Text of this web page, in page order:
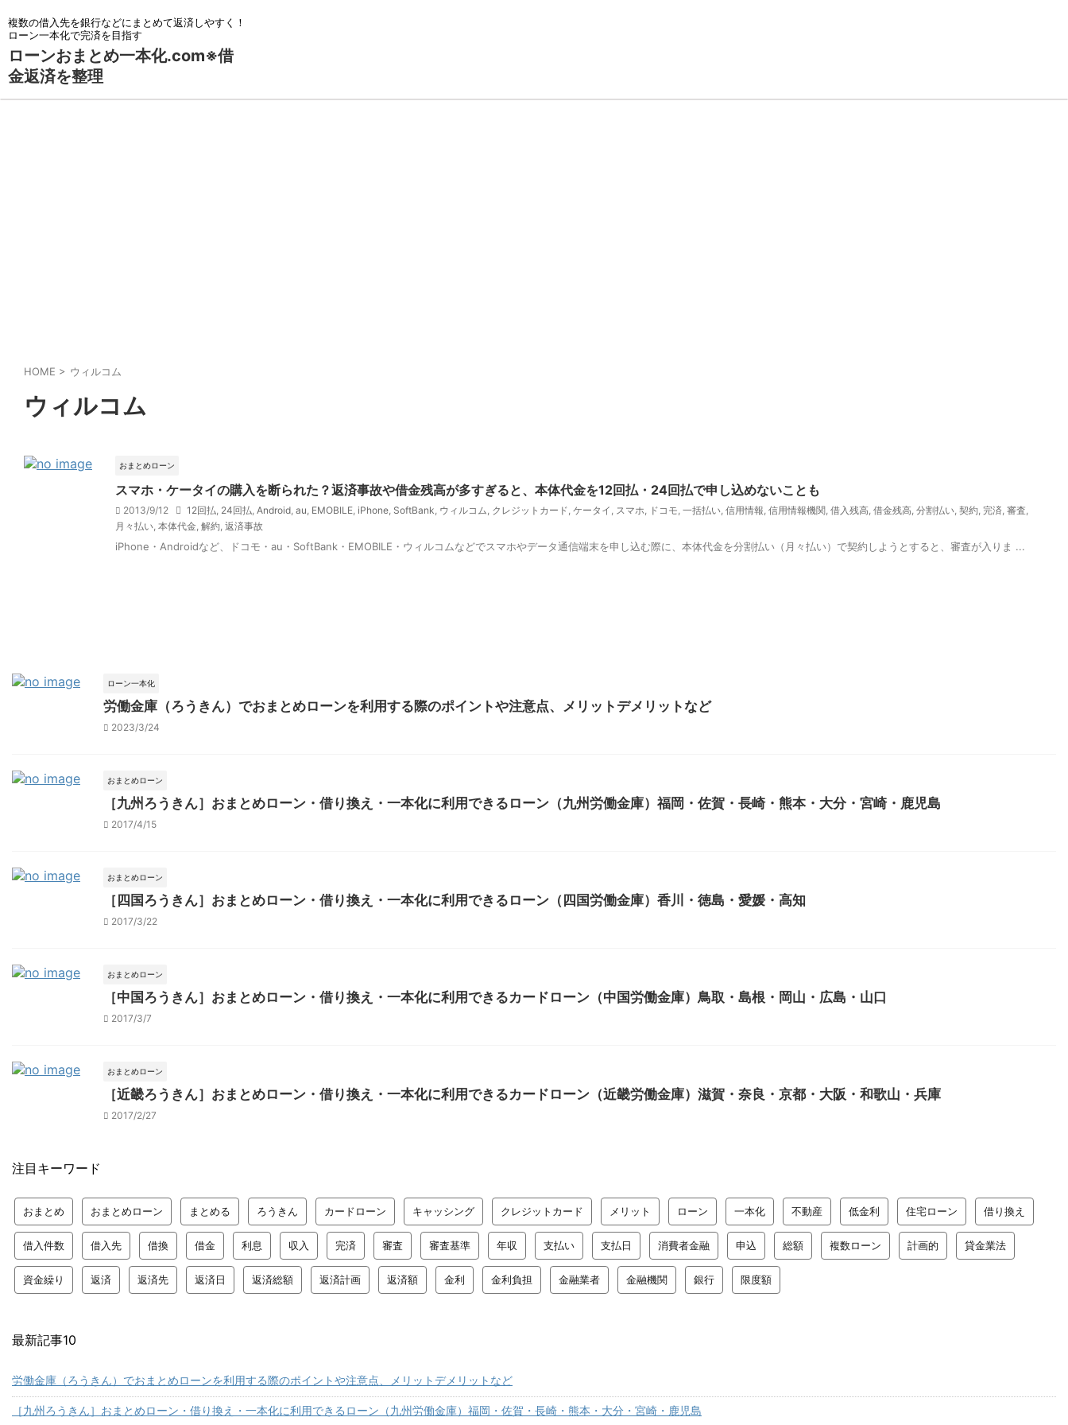
複数の借入先を銀行などにまとめて返済しやすく！
ローン一本化で完済を目指す
ローンおまとめ一本化.com※借
金返済を整理
HOME > ウィルコム
ウィルコム
おまとめローン
スマホ・ケータイの購入を断られた？返済事故や借金残高が多すぎると、本体代金を12回払・24回払で申し込めないことも
2013/9/12 12回払, 24回払, Android, au, EMOBILE, iPhone, SoftBank, ウィルコム, クレジットカード, ケータイ , スマホ, ドコモ, 一括払い, 信用情報, 信用情報機関, 借入残高, 借金残高, 分割払い, 契約, 完済, 審査,
月々払い, 本体代金, 解約, 返済事故
iPhone・Androidなど、ドコモ・au・SoftBank・EMOBILE・ウィルコムなどでスマホやデータ通信端末を申し込む際に、本体代金を分割払い（月々払い）で契約しようとすると、審査が入りま ...
ローン一本化
労働金庫（ろうきん）でおまとめローンを利用する際のポイントや注意点、メリットデメリットなど
2023/3/24
おまとめローン
［九州ろうきん］おまとめローン・借り換え・一本化に利用できるローン（九州労働金庫）福岡・佐賀・長崎・熊本・大分・宮崎・鹿児島
2017/4/15
おまとめローン
［四国ろうきん］おまとめローン・借り換え・一本化に利用できるローン（四国労働金庫）香川・徳島・愛媛・高知
2017/3/22
おまとめローン
［中国ろうきん］おまとめローン・借り換え・一本化に利用できるカードローン（中国労働金庫）鳥取・島根・岡山・広島・山口
2017/3/7
おまとめローン
［近畿ろうきん］おまとめローン・借り換え・一本化に利用できるカードローン（近畿労働金庫）滋賀・奈良・京都・大阪・和歌山・兵庫
2017/2/27
注目キーワード
おまとめ おまとめローン まとめる ろうきん カードローン キャッシング クレジットカード メリット ローン 一本化 不動産 低金利 住宅ローン 借り換え
借入件数 借入先 借換 借金 利息 収入 完済 審査 審査基準 年収 支払い 支払日 消費者金融 申込 総額 複数ローン 計画的 貸金業法
資金繰り 返済 返済先 返済日 返済総額 返済計画 返済額 金利 金利負担 金融業者 金融機関 銀行 限度額
最新記事10
労働金庫（ろうきん）でおまとめローンを利用する際のポイントや注意点、メリットデメリットなど
［九州ろうきん］おまとめローン・借り換え・一本化に利用できるローン（九州労働金庫）福岡・佐賀・長崎・熊本・大分・宮崎・鹿児島